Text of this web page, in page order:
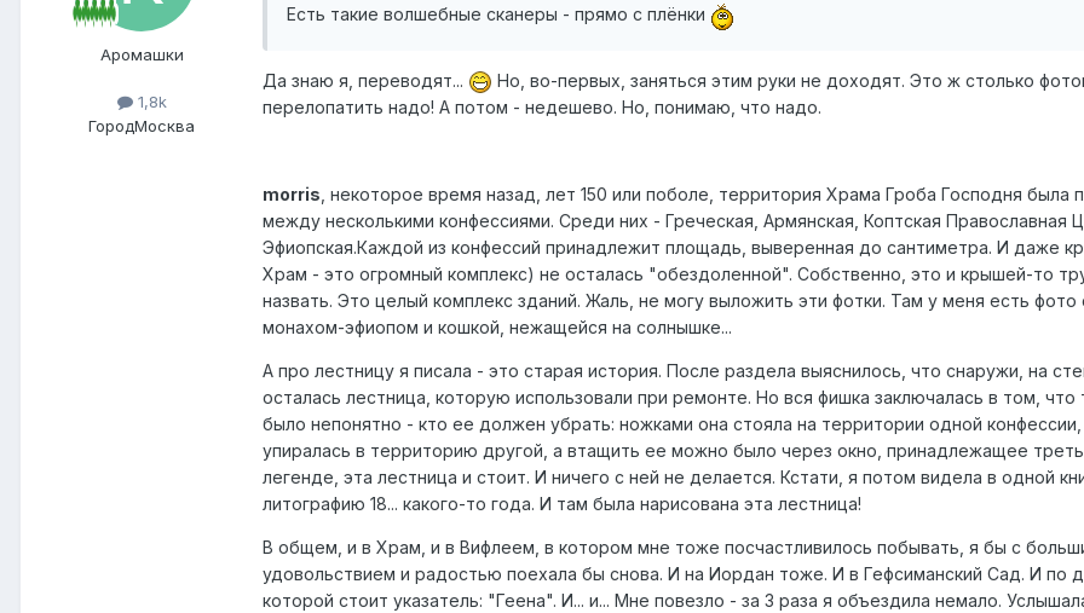
Аромашки
1,8k
ГородМосква
Есть такие волшебные сканеры - прямо с плёнки
Да знаю я, переводят...
Но, во-первых, заняться этим руки не доходят. Это ж столько
перелопатить надо! А потом - недешево. Но, понимаю, что надо.
morris , некоторое время назад, лет 150 или поболе, территория Храма Гроба Господня была
между несколькими конфессиями. Среди них - Греческая, Армянская, Коптская Православная
Эфиопская.Каждой из конфессий принадлежит площадь, выверенная до сантиметра. И даже
Храм - это огромный комплекс) не осталась "обездоленной". Собственно, это и крышей-то
назвать. Это целый комплекс зданий. Жаль, не могу выложить эти фотки. Там у меня есть фото
монахом-эфиопом и кошкой, нежащейся на солнышке...
А про лестницу я писала - это старая история. После раздела выяснилось, что снаружи, на
осталась лестница, которую использовали при ремонте. Но вся фишка заключалась в том, что
было непонятно - кто ее должен убрать: ножками она стояла на территории одной
упиралась в территорию другой, а втащить ее можно было через окно, принадлежащее
легенде, эта лестница и стоит. И ничего с ней не делается. Кстати, я потом видела в одной
литографию 18... какого-то года. И там была нарисована эта лестница!
В общем, и в Храм, и в Вифлеем, в котором мне тоже посчастливилось побывать, я бы с
удовольствием и радостью поехала бы снова. И на Иордан тоже. И в Гефсиманский Сад. И по
которой стоит указатель: "Геена". И... и... Мне повезло - за 3 раза я объездила немало.